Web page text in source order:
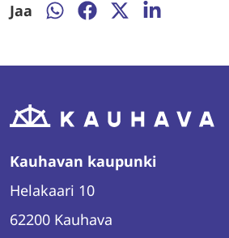
Jaa
Jaa
Jaa
Jaa
Jaa
Kauhavan kaupunki
Helakaari 10
62200 Kauhava